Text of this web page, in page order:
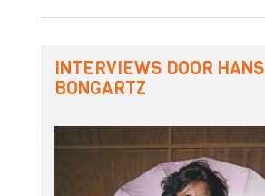
INTERVIEWS DOOR HANS
BONGARTZ